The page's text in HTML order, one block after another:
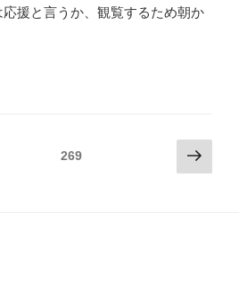
援と言うか、観覧するため朝か
固定ページ269
次
の